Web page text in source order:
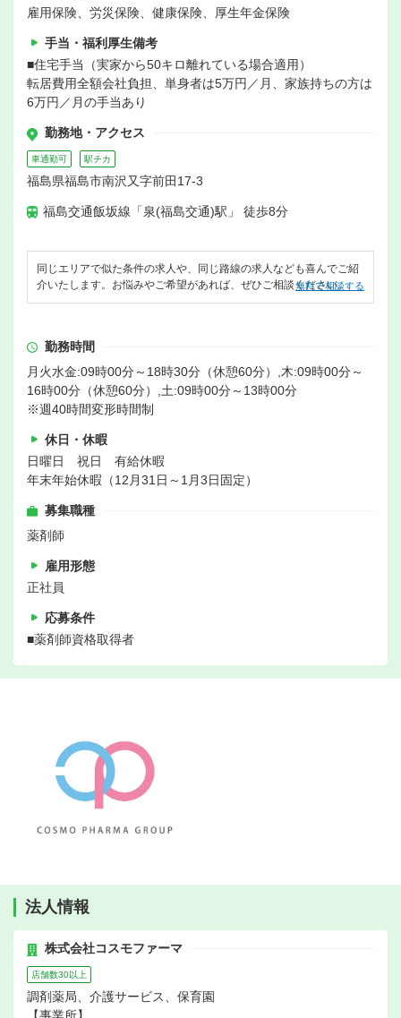
雇用保険、労災保険、健康保険、厚生年金保険
手当・福利厚生備考
■住宅手当（実家から50キロ離れている場合適用）
転居費用全額会社負担、単身者は5万円／月、家族持ちの方は
6万円／月の手当あり
勤務地・アクセス
車通勤可 駅チカ
福島県福島市南沢又字前田17-3
福島交通飯坂線「泉(福島交通)駅」 徒歩8分
同じエリアで似た条件の求人や、同じ路線の求人なども喜んでご紹
介いたします。お悩みやご希望があれば、ぜひご相談ください。
無料で相談する
勤務時間
月火水金:09時00分～18時30分（休憩60分）,木:09時00分～
16時00分（休憩60分）,土:09時00分～13時00分
※週40時間変形時間制
休日・休暇
日曜日 祝日 有給休暇
年末年始休暇（12月31日～1月3日固定）
募集職種
薬剤師
雇用形態
正社員
応募条件
■薬剤師資格取得者
法人情報
株式会社コスモファーマ
店舗数30以上
調剤薬局、介護サービス、保育園